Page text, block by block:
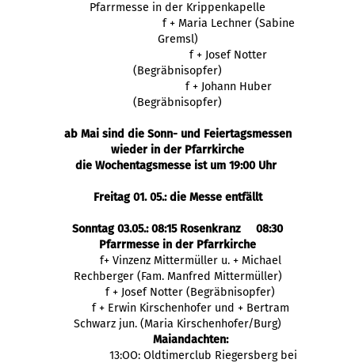
Pfarrmesse in der Krippenkapelle
f + Maria Lechner (Sabine
Gremsl)
f + Josef Notter
(Begräbnisopfer)
f + Johann Huber
(Begräbnisopfer)
ab Mai sind die Sonn- und Feiertagsmessen
wieder in der Pfarrkirche
die Wochentagsmesse ist um 19:00 Uhr
Freitag 01. 05.: die Messe entfällt
Sonntag 03.05.: 08:15 Rosenkranz 08:30
Pfarrmesse in der Pfarrkirche
f+ Vinzenz Mittermüller u. + Michael
Rechberger (Fam. Manfred Mittermüller)
f + Josef Notter (Begräbnisopfer)
f + Erwin Kirschenhofer und + Bertram
Schwarz jun. (Maria Kirschenhofer/Burg)
Maiandachten:
13:OO: Oldtimerclub Riegersberg bei